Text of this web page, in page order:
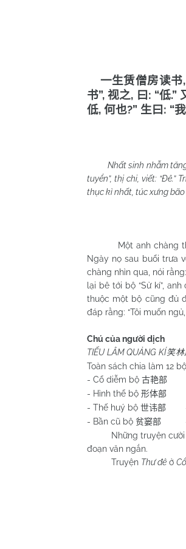
一生赁僧房读书,
书”,视之, 曰 : “低.”
低, 何也?” 生曰 : “
Nhất sinh nhẫm tăng
tuyển”, thị chi, viết: “Đê.”
thục kì nhất, túc xưng bão
(Tiếu lâm
Một anh chàng thư
Ngày nọ sau buổi trưa
chàng nhìn qua, nói
lại bê tới bộ “Sử kí”,
thuộc một bộ cũng đủ
đáp rằng: “Tôi muốn
Chú của người dịch
TIẾU LÂM QUẢNG KÍ笑林
Toàn sách chia làm 12
- Cổ diễm bộ 古艳部 -
- Hình thể bộ 形体部 -
- Thế huý bộ 世讳部 -
- Bần cũ bộ 贫窭部 -
Những truyện cười
đoạn văn ngắn.
Truyện Thư đê ở
Huỳnh
Quy